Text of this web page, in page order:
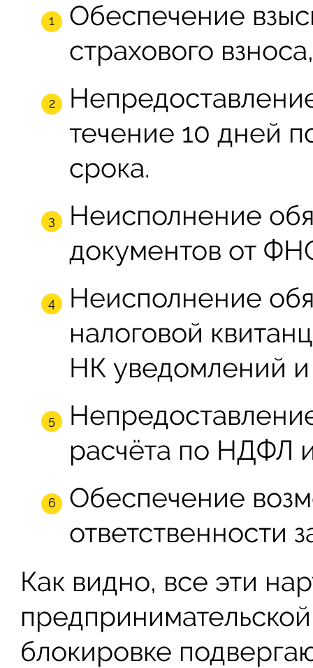
Обеспечение
страхового
течение 10 дней
срока.
Неисполнение
документов от
Неисполнение
налоговой
НК уведомлений
расчёта по НДФЛ
Обеспечение
ответственности
Как видно, все эти
блокировке